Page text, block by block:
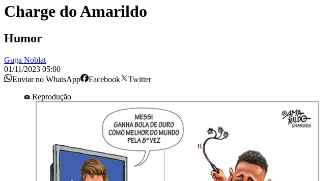
Charge do Amarildo
Humor
Guga Noblat
01/11/2023 05:00
Enviar no WhatsApp
Facebook
Twitter
Reprodução